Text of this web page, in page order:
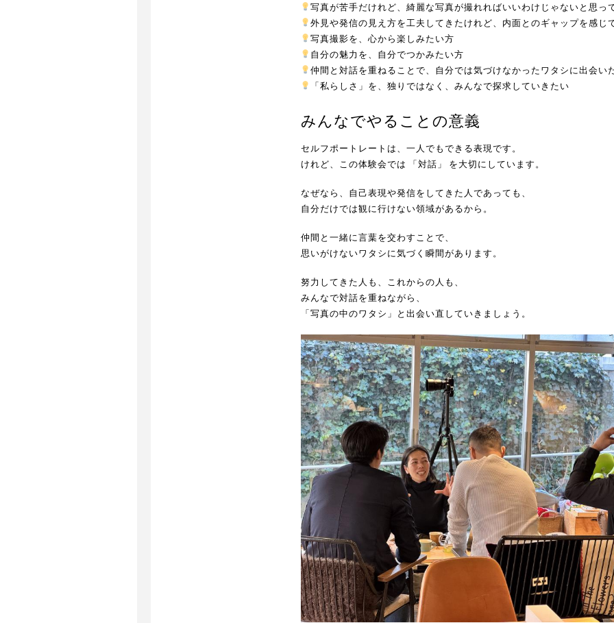
写真が苦手だけれど、綺麗な写真が撮れればいいわけじゃないと思っ
外見や発信の見え方を工夫してきたけれど、内面とのギャップを感じ
写真撮影を、心から楽しみたい方
自分の魅力を、自分でつかみたい方
仲間と対話を重ねることで、自分では気づけなかったワタシに出会い
「私らしさ」を、独りではなく、みんなで探求していきたい
みんなでやることの意義
セルフポートレートは、一人でもできる表現です。
けれど、この体験会では 「対話」 を大切にしています。
なぜなら、自己表現や発信をしてきた人であっても、
自分だけでは観に行けない領域があるから。
仲間と一緒に言葉を交わすことで、
思いがけないワタシに気づく瞬間があります。
努力してきた人も、これからの人も、
みんなで対話を重ねながら、
「写真の中のワタシ」と出会い直していきましょう。